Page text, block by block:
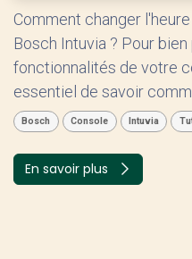
Comment changer
Bosch Intuvia ? Pour
fonctionnalités de votre
essentiel de savoir
Bosch Console Intuvia
En savoir plus